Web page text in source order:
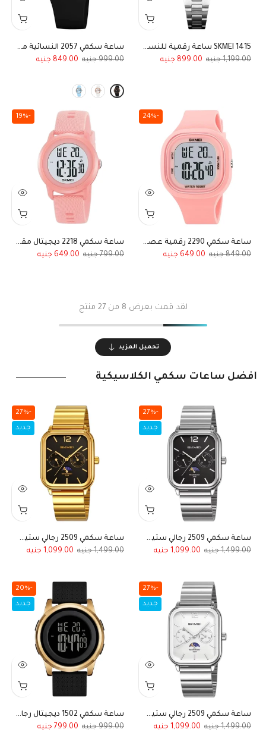
SKMEI 1415 ساعة رقمية للنساء مقاومه للماء اسوره فضي
1,199.00
899.00
ساعة سكمي 2057 النسائية مقاومة للماء بعقارب وسوار سيليكون
999.00
849.00
-24%
ساعة سكمي 2290 رقمية عصرية سيليكون فاخر وردي فاتح
849.00
649.00
-19%
ساعة سكمي 2218 ديجيتال مقاومة للماء باللون الوردي للبنات والأطفال
799.00
649.00
لقد قمت بعرض 8 من 27 منتج
تحميل المزيد
أفضل ساعات سكمي الكلاسيكية
-27%
جديد
ساعة سكمي 2509 رجالي ستيل فضي بميناء أسود
1,499.00
1,099.00
-27%
جديد
ساعة سكمي 2509 رجالي ستيل ذهبي بميناء أسود
1,499.00
1,099.00
-27%
جديد
ساعة سكمي 2509 رجالي ستيل فضي أبيض
1,499.00
1,099.00
-20%
جديد
ساعة سكمي 1502 ديجيتال رجالي ذهبي ميناء داكن
999.00
799.00